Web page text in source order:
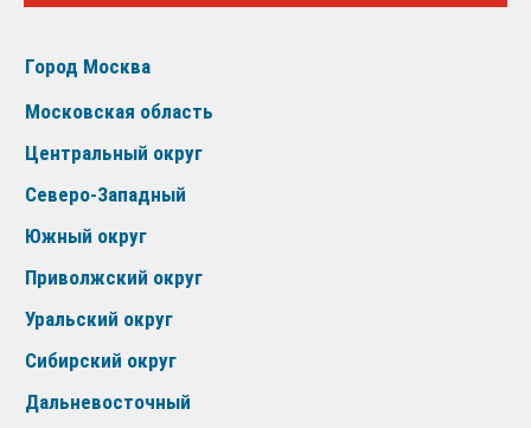
Город Москва
Московская область
Центральный округ
Северо-Западный
Южный округ
Приволжский округ
Уральский округ
Сибирский округ
Дальневосточный